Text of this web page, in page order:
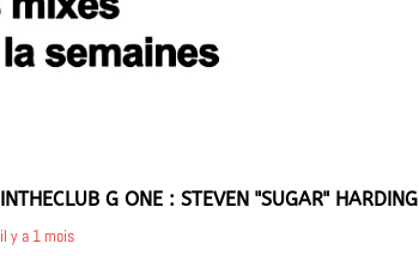
INTHECLUB G ONE : STEVEN "SUGAR" HARDING
il y a 1 mois